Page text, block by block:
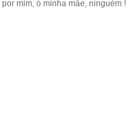
mim, ó minha mãe, ninguém !